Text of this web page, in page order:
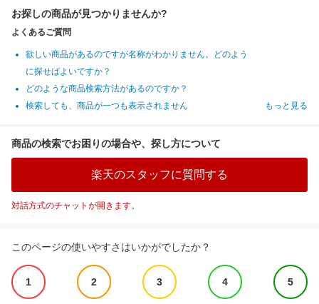
お探しの商品が見つかりませんか?
よくあるご質問
欲しい商品があるのですが名称がわかりません。どのよう
に探せばよいですか？
どのような商品検索方法があるのですか？
検索しても、商品が一つも表示されません
もっと見る
商品の検索でお困りの場合や、探し方について
楽天のスタッフに質問する
対話方式のチャットが開きます。
このページの使いやすさはいかがでしたか？
1 2 3 4 5